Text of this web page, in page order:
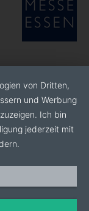
von Dritten,
und Werbung
Ich bin
jederzeit mit